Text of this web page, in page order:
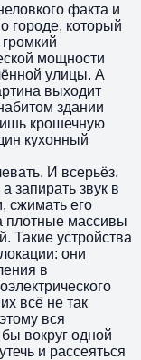
факта и
городе, который
мощности
улицы. А
выходит
здании
крошечную
кухонный
И всерьёз.
запирать звук в
сжимать его
плотные массивы
Такие устройства
они
в
всё не так
вся
вокруг одной
и рассеяться